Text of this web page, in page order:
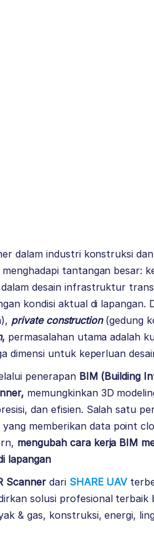
dalam industri konstruksi
tantangan besar:
desain infrastruktur
kondisi aktual di lapangan.
private construction(gedung
, permasalahan utama adalah
dimensi untuk keperluan
penerapan BIM (Building
memungkinkan 3D
dan efisien. Salah satu
yang memberikan data point
mengubah cara kerja BIM
lapangan
Scannerdari SHARE UAV
solusi profesional
& gas, konstruksi, energi,